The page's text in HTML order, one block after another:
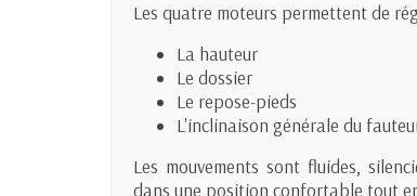
Les quatre moteurs permettent de
La hauteur
Le dossier
Le repose-pieds
L'inclinaison générale du
Les mouvements sont fluides,
dans une position confortable tout